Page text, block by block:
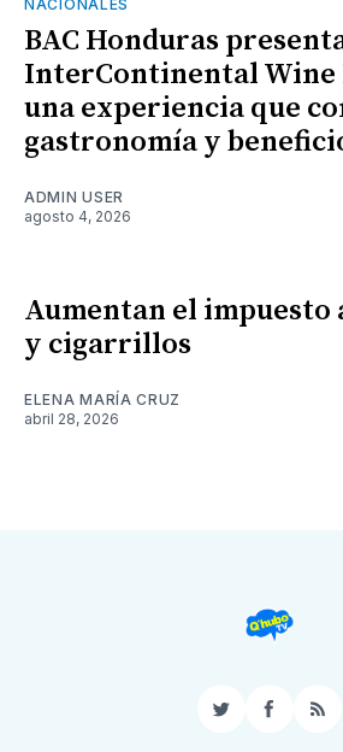
NACIONALES
BAC Honduras
InterContinental Wine
una experiencia que
gastronomía y
ADMIN USER
agosto 4, 2026
Aumentan el impuesto
y cigarrillos
ELENA MARÍA CRUZ
abril 28, 2026
Twitter RSS